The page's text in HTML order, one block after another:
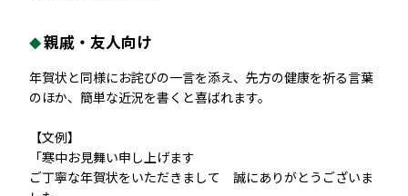
親戚・友人向け
年賀状と同様にお詫びの一言を添え、先方の健康を祈る言葉
のほか、簡単な近況を書くと喜ばれます。
【文例】
「寒中お見舞い申し上げます
ご丁寧な年賀状をいただきまして 誠にありがとうございま